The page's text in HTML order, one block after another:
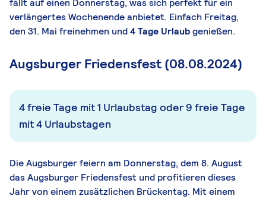
fällt auf einen Donnerstag, was sich perfekt für ein
verlängertes Wochenende anbietet. Einfach Freitag,
den 31. Mai freinehmen und4 Tage Urlaubgenießen.
Augsburger Friedensfest (08.08.2024)
4 freie Tage mit 1 Urlaubstag oder 9 freie Tage
mit 4 Urlaubstagen
DieAugsburgerfeiern am Donnerstag, dem 8. August
dasAugsburger Friedensfest und profitieren dieses
Jahr von einem zusätzlichen Brückentag. Mit einem